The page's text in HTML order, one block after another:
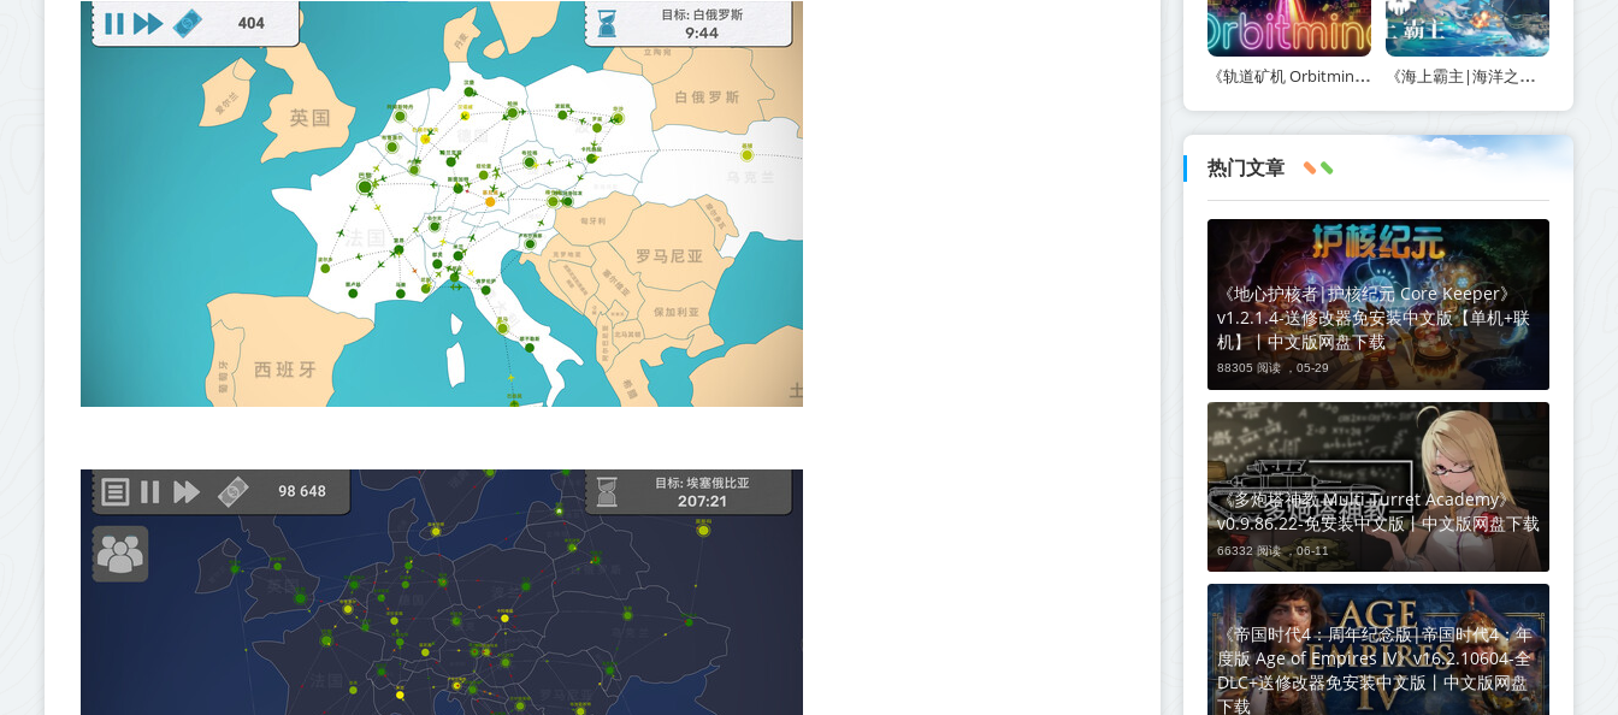
《轨道矿机 Orbitmine》Build.24135737-免安装中文版丨中文版网盘下载 《海上霸主|海洋之王|七海之王 King of Seas》v1.20-免安装中文版丨中文版网盘下载
热门文章
《地心护核者|护核纪元 Core Keeper》
v1.2.1.4-送修改器免安装中文版【单机+联
机】丨中文版网盘下载
88305 阅读 ， 05-29
《多炮塔神教 Multi Turret Academy》
v0.9.86.22-免安装中文版丨中文版网盘下载
66332 阅读 ，06-11
《帝国时代4：周年纪念版|帝国时代4：年
度版 Age of Empires IV》v16.2.10604-全
DLC+送修改器免安装中文版丨中文版网盘
下载